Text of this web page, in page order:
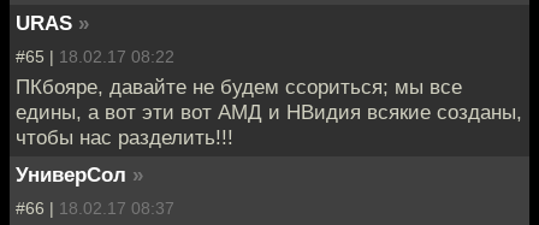
URAS »
#65 | 18.02.17 08:22
ПКбояре, давайте не будем ссориться; мы все
едины, а вот эти вот АМД и НВидия всякие созданы,
чтобы нас разделить!!!
УниверСол »
#66 | 18.02.17 08:37